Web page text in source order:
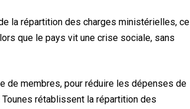
la répartition des charges ministérielles, ce
que le pays vit une crise sociale, sans
de membres, pour réduire les dépenses de
rétablissent la répartition des